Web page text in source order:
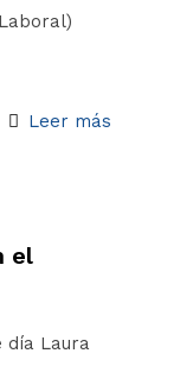
Leer más
el
día Laura